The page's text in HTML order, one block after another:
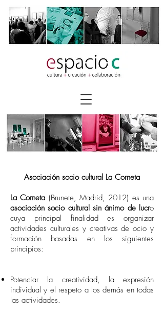
Asociación socio cultural La Corneta
La Corneta (Brunete, Madrid, 2012) es una
asociación socio cultural sin ánimo de lucro
cuya principal finalidad es organizar
actividades culturales y creativas de ocio y
formación basadas en los siguientes
principios:
Potenciar la creatividad, la expresión
individual y el respeto a los demás en todas
las actividades.